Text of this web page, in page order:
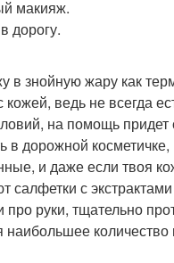
макияж.
дорогу.
в знойную жару как
ведь не всегда
на помощь
в дорожной
и даже если твоя
салфетки с
про руки, тщательно
наибольшее